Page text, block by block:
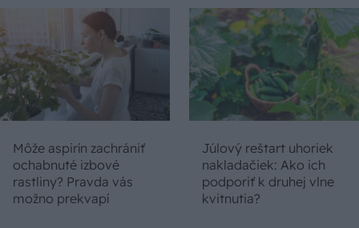
Môže aspirín zachrániť
ochabnuté izbové
rastliny? Pravda vás
možno prekvapí
Júlový reštart uhoriek
nakladačiek: Ako ich
podporiť k druhej vlne
kvitnutia?